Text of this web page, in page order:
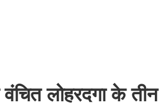
वंचित लोहरदगा के